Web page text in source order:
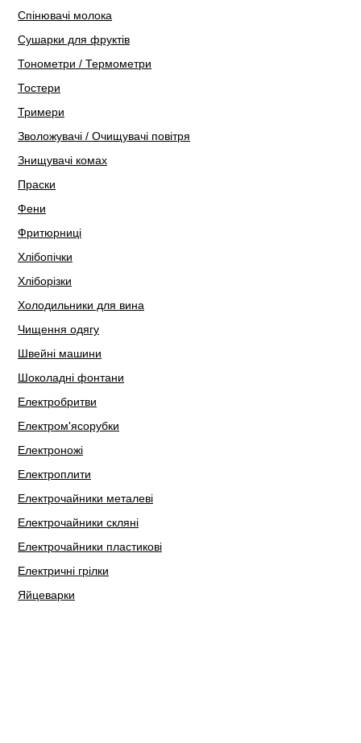
Спінювачі молока
Сушарки для фруктів
Тонометри / Термометри
Тостери
Тримери
Зволожувачі / Очищувачі повітря
Знищувачі комах
Праски
Фени
Фритюрниці
Хлібопічки
Хліборізки
Холодильники для вина
Чищення одягу
Швейні машини
Шоколадні фонтани
Електробритви
Електром'ясорубки
Електроножі
Електроплити
Електрочайники металеві
Електрочайники скляні
Електрочайники пластикові
Електричні грілки
Яйцеварки